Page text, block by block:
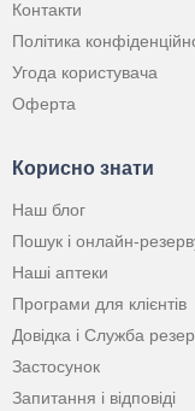
Контакти
Політика
Угода користувача
Оферта
Корисно знати
Наш блог
Пошук і онлайн-
Наші аптеки
Програми для клієнтів
Довідка і Служба
Застосунок
Запитання і відповіді